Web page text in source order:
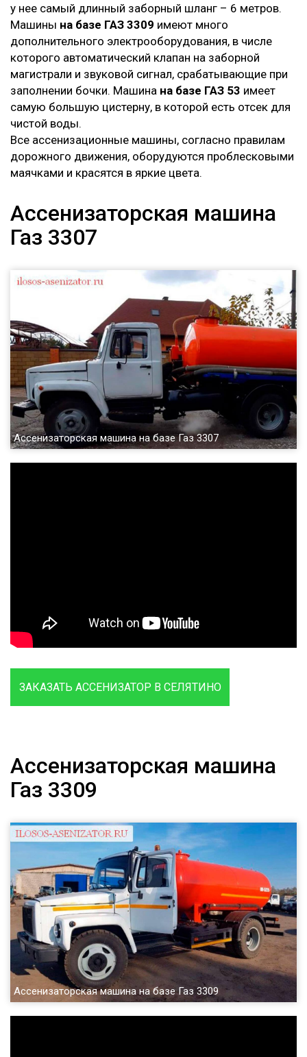
у нее самый длинный заборный шланг – 6 метров.
Машины на базе ГАЗ 3309 имеют много
дополнительного электрооборудования, в числе
которого автоматический клапан на заборной
магистрали и звуковой сигнал, срабатывающие при
заполнении бочки. Машина на базе ГАЗ 53 имеет
самую большую цистерну, в которой есть отсек для
чистой воды.
Все ассенизационные машины, согласно правилам
дорожного движения, оборудуются проблесковыми
маячками и красятся в яркие цвета.
Ассенизаторская машина
Газ 3307
Ассенизаторская машина на базе Газ 3307
ЗАКАЗАТЬ АССЕНИЗАТОР В СЕЛЯТИНО
Ассенизаторская машина
Газ 3309
Ассенизаторская машина на базе Газ 3309